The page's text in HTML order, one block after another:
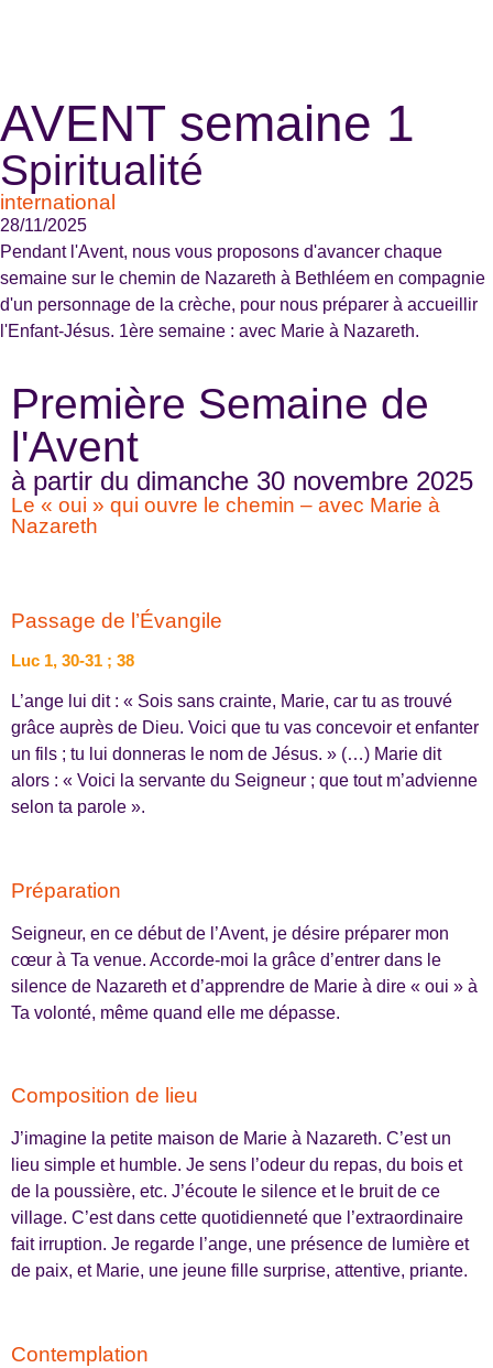
AVENT semaine 1
Spiritualité
international
28/11/2025
Pendant l'Avent, nous vous proposons d'avancer chaque
semaine sur le chemin de Nazareth à Bethléem en compagnie
d'un personnage de la crèche, pour nous préparer à accueillir
l'Enfant-Jésus. 1ère semaine : avec Marie à Nazareth.
Première Semaine de
l'Avent
à partir du dimanche 30 novembre 2025
Le « oui » qui ouvre le chemin – avec Marie à
Nazareth
Passage de l’Évangile
Luc 1, 30-31 ; 38
L’ange lui dit : « Sois sans crainte, Marie, car tu as trouvé
grâce auprès de Dieu. Voici que tu vas concevoir et enfanter
un fils ; tu lui donneras le nom de Jésus. » (…) Marie dit
alors : « Voici la servante du Seigneur ; que tout m’advienne
selon ta parole ».
Préparation
Seigneur, en ce début de l’Avent, je désire préparer mon
cœur à Ta venue. Accorde-moi la grâce d’entrer dans le
silence de Nazareth et d’apprendre de Marie à dire « oui » à
Ta volonté, même quand elle me dépasse.
Composition de lieu
J’imagine la petite maison de Marie à Nazareth. C’est un
lieu simple et humble. Je sens l’odeur du repas, du bois et
de la poussière, etc. J’écoute le silence et le bruit de ce
village. C’est dans cette quotidienneté que l’extraordinaire
fait irruption. Je regarde l’ange, une présence de lumière et
de paix, et Marie, une jeune fille surprise, attentive, priante.
Contemplation